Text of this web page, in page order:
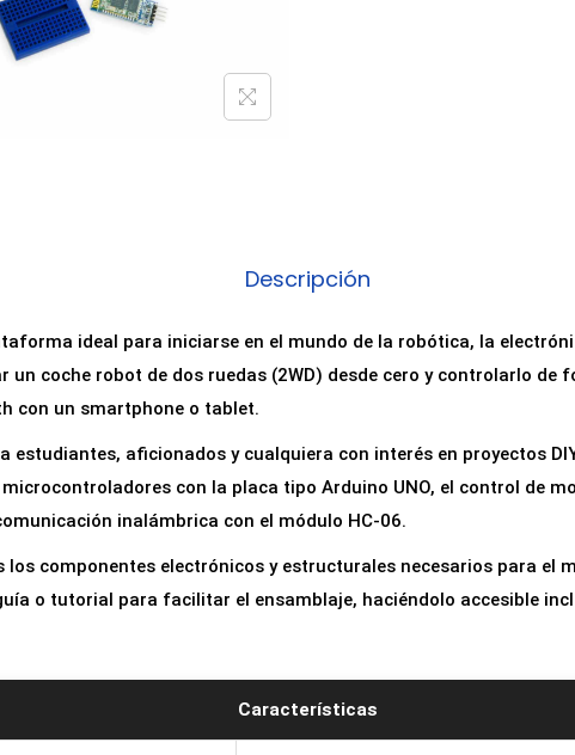
Descripción
ideal para iniciarse en el mundo de la robótica, la
un coche robot de dos ruedas (2WD) desde cero y controlarlo de
con un smartphone o tablet.
estudiantes, aficionados y cualquiera con interés en proyectos
con la placa tipo Arduino UNO, el control de
inalámbrica con el módulo HC-06.
los componentes electrónicos y estructurales necesarios para el
o tutorial para facilitar el ensamblaje, haciéndolo accesible
Características